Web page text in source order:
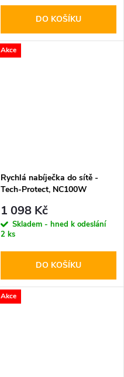
DO KOŠÍKU
Akce
Rychlá nabíječka do sítě -
Tech-Protect, NC100W
1 098 Kč
Skladem - hned k odeslání
2 ks
DO KOŠÍKU
Akce